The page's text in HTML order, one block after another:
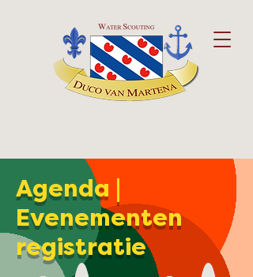
Agenda |
Evenementen
registratie